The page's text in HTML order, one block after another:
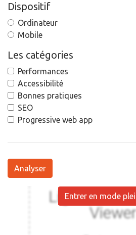
Dispositif
Ordinateur
Mobile
Les catégories
Performances
Accessibilité
Bonnes pratiques
SEO
Progressive web app
Analyser
Entrer en mode